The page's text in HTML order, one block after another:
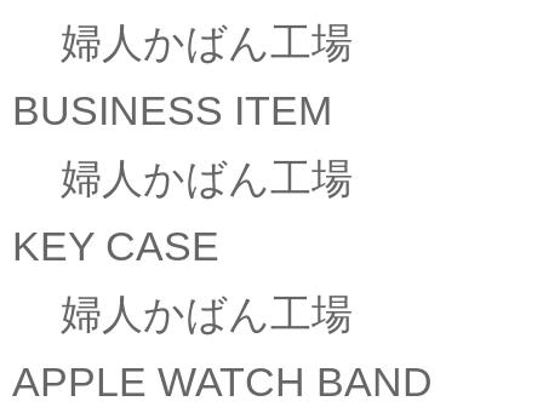
婦人かばん工場
BUSINESS ITEM
婦人かばん工場
KEY CASE
婦人かばん工場
APPLE WATCH BAND